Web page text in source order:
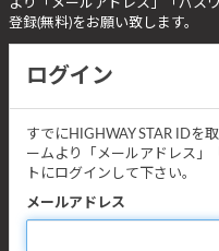
より「メールアドレス」「パス
登録(無料)をお願い致します。
ログイン
すでにHIGHWAY STAR IDを
ームより「メールアドレス」
トにログインして下さい。
メールアドレス